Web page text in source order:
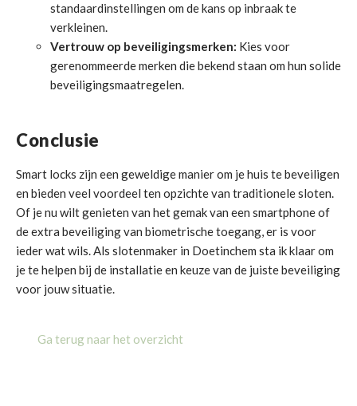
standaardinstellingen om de kans op inbraak te
verkleinen.
Vertrouw op beveiligingsmerken: Kies voor
gerenommeerde merken die bekend staan om hun solide
beveiligingsmaatregelen.
Conclusie
Smart locks zijn een geweldige manier om je huis te beveiligen
en bieden veel voordeel ten opzichte van traditionele sloten.
Of je nu wilt genieten van het gemak van een smartphone of
de extra beveiliging van biometrische toegang, er is voor
ieder wat wils. Als slotenmaker in Doetinchem sta ik klaar om
je te helpen bij de installatie en keuze van de juiste beveiliging
voor jouw situatie.
Ga terug naar het overzicht